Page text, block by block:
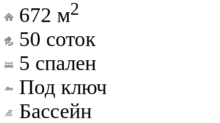
672 м2
50 соток
5 спален
Под ключ
Бассейн